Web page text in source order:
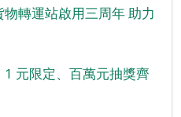
轉運站啟用三周年 助力
元限定、百萬元抽獎齊